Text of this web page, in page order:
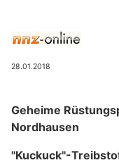
28.01.2018
Geheime
Nordhausen
"Kuckuck"-